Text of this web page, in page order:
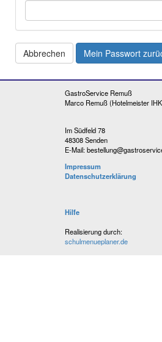
Abbrechen Mein Passwort
GastroService Remuß
Marco Remuß (Hotelmeister
Im Südfeld 78
48308 Senden
E-Mail:
Impressum
Datenschutzerklärung
Hilfe
Realisierung durch:
schulmenueplaner.de